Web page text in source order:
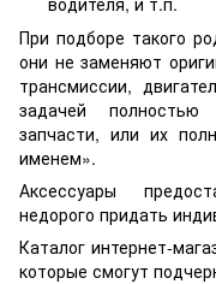
При подборе такого
они не заменяют
трансмиссии,
задачей полностью
запчасти, или их
именем».
Аксессуары
недорого придать
Каталог интернет-
которые смогут